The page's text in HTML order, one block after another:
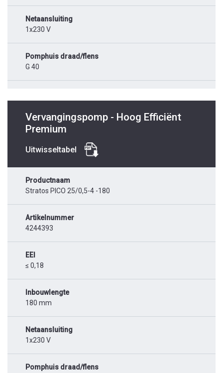
Netaansluiting
1x230 V
Pomphuis draad/flens
G 40
Vervangingspomp - Hoog Efficiënt
Premium
Uitwisseltabel
Productnaam
Stratos PICO 25/0,5-4 -180
Artikelnummer
4244393
EEI
≤ 0,18
Inbouwlengte
180 mm
Netaansluiting
1x230 V
Pomphuis draad/flens